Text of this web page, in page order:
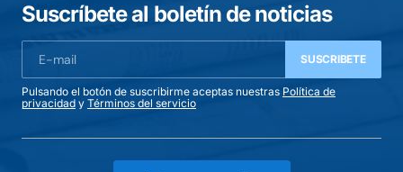
Suscríbete al boletín de noticias
SUSCRIBETE
Pulsando el botón de suscribirme aceptas nuestras Política de
privacidad y Términos del servicio